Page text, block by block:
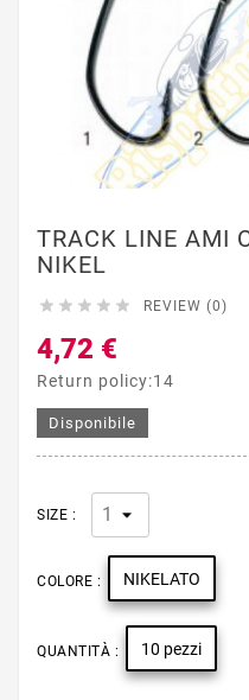
TRACK LINE AMI
NIKEL
     REVIEW (0)
4,72 €
Return policy:14
Disponibile
SIZE :
COLORE : NIKELATO
QUANTITÀ : 10 pezzi